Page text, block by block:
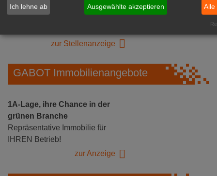
Mitarbeiter (m/w/d) für unsere
Logistikhalle
zur Stellenanzeige
GABOT Immobilienangebote
1A-Lage, ihre Chance in der
grünen Branche
Repräsentative Immobilie für
IHREN Betrieb!
zur Anzeige
Ich lehne ab Ausgewählte akzeptieren Alle